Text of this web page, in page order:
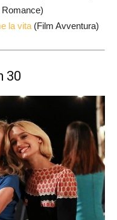
Romance)
la vita (Film Avventura)
30